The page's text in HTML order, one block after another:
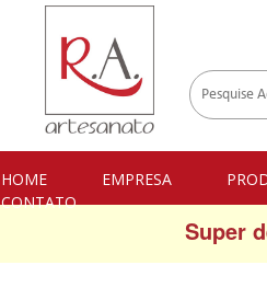
HOME EMPRESA
CONTATO
Super